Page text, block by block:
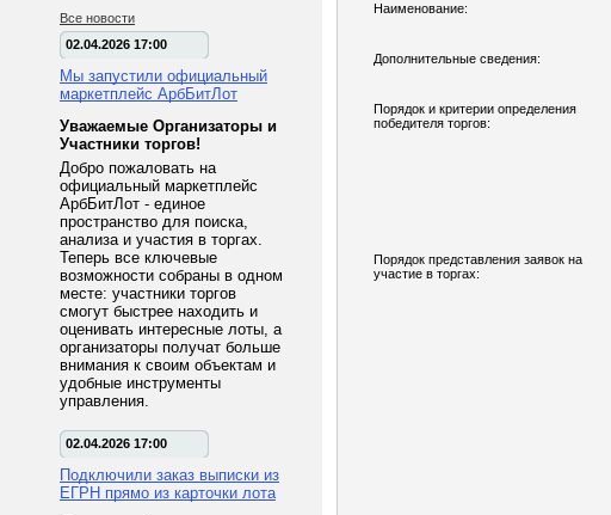
Все новости
02.04.2026 17:00
Мы запустили официальный
маркетплейс АрбБитЛот
Уважаемые Организаторы и
Участники торгов!
Добро пожаловать на
официальный маркетплейс
АрбБитЛот - единое
пространство для поиска,
анализа и участия в торгах.
Теперь все ключевые
возможности собраны в одном
месте: участники торгов
смогут быстрее находить и
оценивать интересные лоты, а
организаторы получат больше
внимания к своим объектам и
удобные инструменты
управления.
02.04.2026 17:00
Подключили заказ выписки из
ЕГРН прямо из карточки лота
Наименование:
Дополнительные сведения:
Порядок и критерии определения
победителя торгов:
Порядок представления заявок на
участие в торгах: